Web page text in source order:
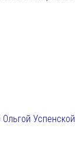
Успенской